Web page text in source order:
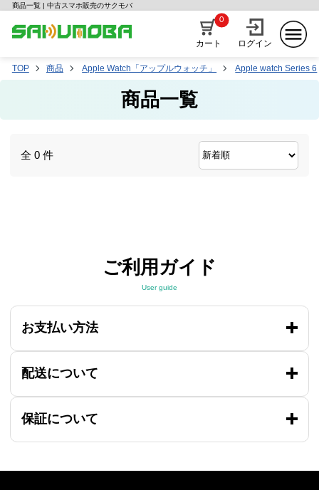
商品一覧 | 中古スマホ販売のサクモバ
カート
0
ログイン
TOP 商品 Apple Watch「アップルウォッチ」 Apple watch Series 6
商品一覧
全 0 件
ご利用ガイド
User guide
お支払い方法
配送について
保証について